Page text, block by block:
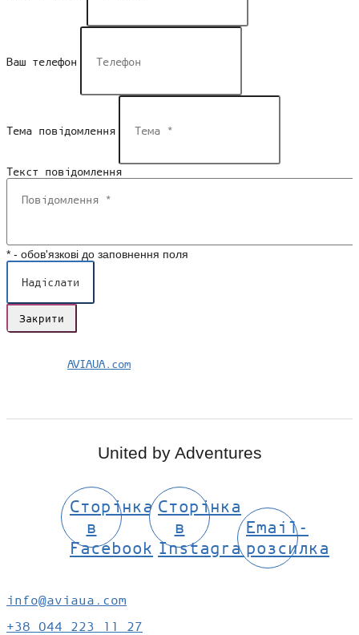
Ваш телефон
Тема повідомлення
Текст повідомлення
* - обов'язкові до заповнення поля
Надіслати
Закрити
AVIAUA.com
United by Adventures
Сторінка
в
Facebook
Сторінка
в
Instagram
Email-
розсилка
info@aviaua.com
+38 044 223 11 27